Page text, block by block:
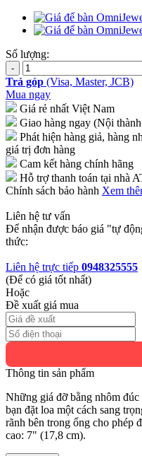
Số lượng:
Trả góp (Visa, Master, JCB)
Mua ngay
Giá rẻ nhất Việt Nam
Giao hàng ngay (Nội
Phát hiện hàng giả, hàng
giá trị đơn hàng
Cam kết hàng chính hãng
Hỗ trợ thanh toán tại nhà
Chính sách bảo hành Xem
Liên hệ tư vấn
Để nhận được báo giá "tự
thức:
Liên hệ trực tiếp 0948325555
(Để có giá tốt nhất)
Hoặc
Đề xuất giá mua
Thông tin sản phẩm
Những giá đỡ bằng nhôm
bạn đặt loa một cách sang
rãnh bên trong ống cho phép
cao: 7" (17,8 cm).